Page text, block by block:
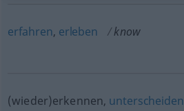
erfahren, erleben know
(wieder)erkennen, unterscheiden